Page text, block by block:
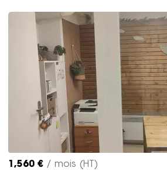
1,560 € / mois (HT)